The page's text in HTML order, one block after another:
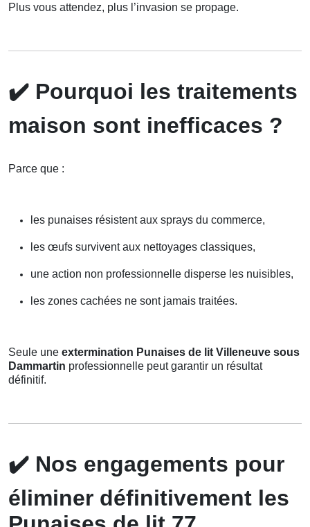
Plus vous attendez, plus l’invasion se propage.
✔️ Pourquoi les traitements
maison sont inefficaces ?
Parce que :
les punaises résistent aux sprays du commerce,
les œufs survivent aux nettoyages classiques,
une action non professionnelle disperse les nuisibles,
les zones cachées ne sont jamais traitées.
Seule une extermination Punaises de lit Villeneuve sous
Dammartin professionnelle peut garantir un résultat
définitif.
✔️ Nos engagements pour
éliminer définitivement les